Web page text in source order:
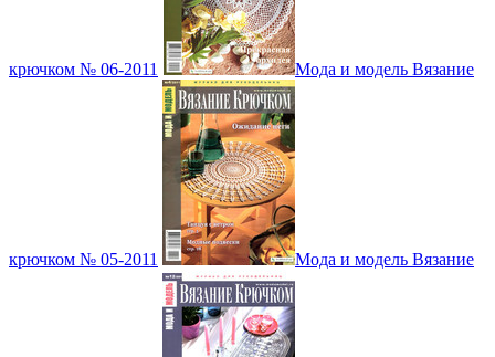
крючком № 06-2011 Мода и модель Вязание
крючком № 05-2011 Мода и модель Вязание